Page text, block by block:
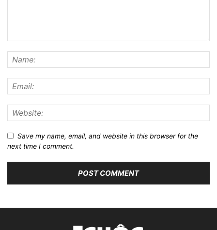
Save my name, email, and website in this browser for the
next time I comment.